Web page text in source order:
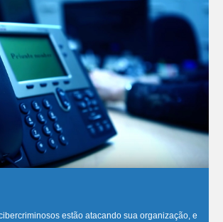
estão atacando sua organização, e